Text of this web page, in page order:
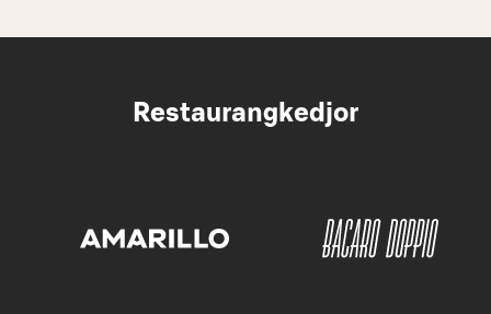
Restaurangkedjor